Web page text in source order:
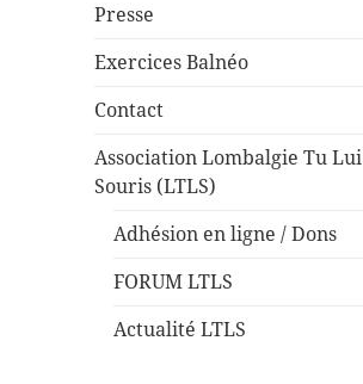
Presse
Exercices Balnéo
Contact
Association Lombalgie Tu Lui
Souris (LTLS)
Adhésion en ligne / Dons
FORUM LTLS
Actualité LTLS